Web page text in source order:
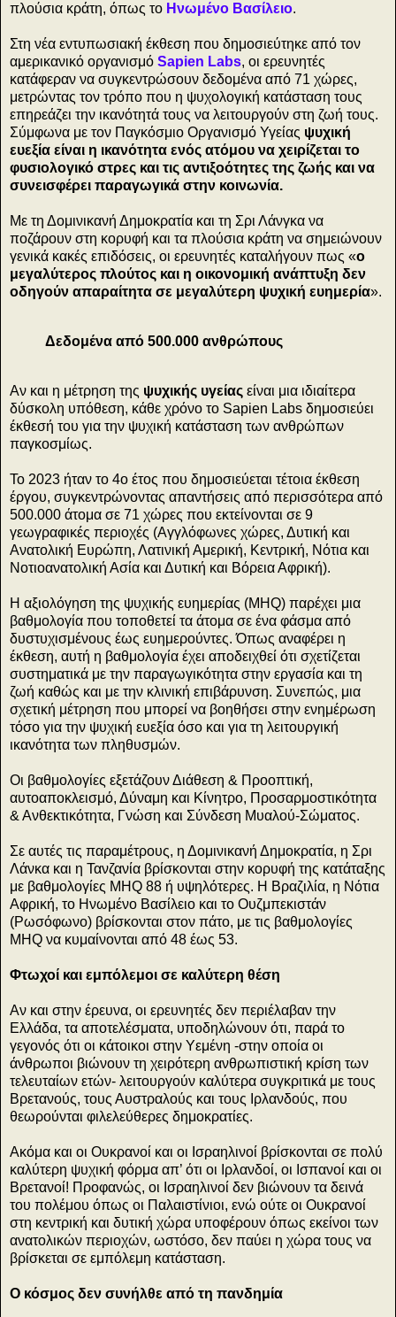
πλούσια κράτη, όπως το Ηνωμένο Βασίλειο.
Στη νέα εντυπωσιακή έκθεση που δημοσιεύτηκε από τον
αμερικανικό οργανισμό Sapien Labs, οι ερευνητές
κατάφεραν να συγκεντρώσουν δεδομένα από 71 χώρες,
μετρώντας τον τρόπο που η ψυχολογική κατάσταση τους
επηρεάζει την ικανότητά τους να λειτουργούν στη ζωή τους.
Σύμφωνα με τον Παγκόσμιο Οργανισμό Υγείας ψυχική
ευεξία είναι η ικανότητα ενός ατόμου να χειρίζεται το
φυσιολογικό στρες και τις αντιξοότητες της ζωής και να
συνεισφέρει παραγωγικά στην κοινωνία.
Με τη Δομινικανή Δημοκρατία και τη Σρι Λάνγκα να
ποζάρουν στη κορυφή και τα πλούσια κράτη να σημειώνουν
γενικά κακές επιδόσεις, οι ερευνητές καταλήγουν πως «ο
μεγαλύτερος πλούτος και η οικονομική ανάπτυξη δεν
οδηγούν απαραίτητα σε μεγαλύτερη ψυχική ευημερία».
Δεδομένα από 500.000 ανθρώπους
Αν και η μέτρηση της ψυχικής υγείας είναι μια ιδιαίτερα
δύσκολη υπόθεση, κάθε χρόνο το Sapien Labs δημοσιεύει
έκθεσή του για την ψυχική κατάσταση των ανθρώπων
παγκοσμίως.
Το 2023 ήταν το 4ο έτος που δημοσιεύεται τέτοια έκθεση
έργου, συγκεντρώνοντας απαντήσεις από περισσότερα από
500.000 άτομα σε 71 χώρες που εκτείνονται σε 9
γεωγραφικές περιοχές (Αγγλόφωνες χώρες, Δυτική και
Ανατολική Ευρώπη, Λατινική Αμερική, Κεντρική, Νότια και
Νοτιοανατολική Ασία και Δυτική και Βόρεια Αφρική).
Η αξιολόγηση της ψυχικής ευημερίας (MHQ) παρέχει μια
βαθμολογία που τοποθετεί τα άτομα σε ένα φάσμα από
δυστυχισμένους έως ευημερούντες. Όπως αναφέρει η
έκθεση, αυτή η βαθμολογία έχει αποδειχθεί ότι σχετίζεται
συστηματικά με την παραγωγικότητα στην εργασία και τη
ζωή καθώς και με την κλινική επιβάρυνση. Συνεπώς, μια
σχετική μέτρηση που μπορεί να βοηθήσει στην ενημέρωση
τόσο για την ψυχική ευεξία όσο και για τη λειτουργική
ικανότητα των πληθυσμών.
Οι βαθμολογίες εξετάζουν Διάθεση & Προοπτική,
αυτοαποκλεισμό, Δύναμη και Κίνητρο, Προσαρμοστικότητα
& Ανθεκτικότητα, Γνώση και Σύνδεση Μυαλού-Σώματος.
Σε αυτές τις παραμέτρους, η Δομινικανή Δημοκρατία, η Σρι
Λάνκα και η Τανζανία βρίσκονται στην κορυφή της κατάταξης
με βαθμολογίες MHQ 88 ή υψηλότερες. Η Βραζιλία, η Νότια
Αφρική, το Ηνωμένο Βασίλειο και το Ουζμπεκιστάν
(Ρωσόφωνο) βρίσκονται στον πάτο, με τις βαθμολογίες
MHQ να κυμαίνονται από 48 έως 53.
Φτωχοί και εμπόλεμοι σε καλύτερη θέση
Αν και στην έρευνα, οι ερευνητές δεν περιέλαβαν την
Ελλάδα, τα αποτελέσματα, υποδηλώνουν ότι, παρά το
γεγονός ότι οι κάτοικοι στην Υεμένη -στην οποία οι
άνθρωποι βιώνουν τη χειρότερη ανθρωπιστική κρίση των
τελευταίων ετών- λειτουργούν καλύτερα συγκριτικά με τους
Βρετανούς, τους Αυστραλούς και τους Ιρλανδούς, που
θεωρούνται φιλελεύθερες δημοκρατίες.
Ακόμα και οι Ουκρανοί και οι Ισραηλινοί βρίσκονται σε πολύ
καλύτερη ψυχική φόρμα απ’ ότι οι Ιρλανδοί, οι Ισπανοί και οι
Βρετανοί! Προφανώς, οι Ισραηλινοί δεν βιώνουν τα δεινά
του πολέμου όπως οι Παλαιστίνιοι, ενώ ούτε οι Ουκρανοί
στη κεντρική και δυτική χώρα υποφέρουν όπως εκείνοι των
ανατολικών περιοχών, ωστόσο, δεν παύει η χώρα τους να
βρίσκεται σε εμπόλεμη κατάσταση.
Ο κόσμος δεν συνήλθε από τη πανδημία